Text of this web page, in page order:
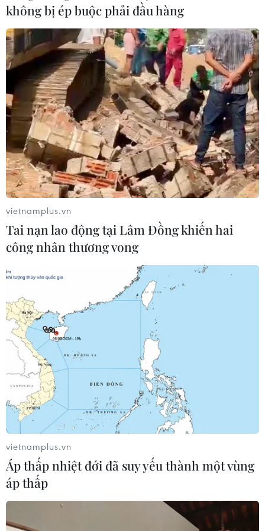
Apple chính thức giới thiệu 4 mẫu iPhone
13 mới với giá từ 699 USD
14/09/2021 23:05
Thế hệ iPhone 13 mới được Apple giới thiệu rạng sáng
15/9 không có nhiều thay đổi về ngoại hình mà chủ yếu
được nâng cấp về phần cứng bên trong.
không bị ép buộc phải đầu hàng
vietnamplus.vn
Tai nạn lao động tại Lâm Đồng khiến hai
công nhân thương vong
vietnamplus.vn
Áp thấp nhiệt đới đã suy yếu thành một vùng
áp thấp